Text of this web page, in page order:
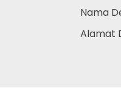
Nama
Alamat